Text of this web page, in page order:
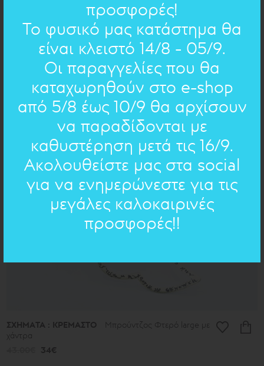
ΣΧΗΜΑΤΑ : ΚΡΕΜΑΣΤΟ Μπρούντζος Σταγόνα large
43.00€ 34€
ΠΡΟΣΦΟΡΑ
ΣΧΗΜΑΤΑ : ΚΡΕΜΑΣΤΟ
Μπρούντζος Φτερό large με
χάντρα
34€
προσφορές!
Το φυσικό μας κατάστημα θα
είναι κλειστό 14/8 - 05/9.
Οι παραγγελίες που θα
καταχωρηθούν στο e-shop
από 5/8 έως 10/9 θα αρχίσουν
να παραδίδονται με
καθυστέρηση μετά τις 16/9.
Ακολουθείστε μας στα social
για να ενημερώνεστε για τις
μεγάλες καλοκαιρινές
προσφορές!!